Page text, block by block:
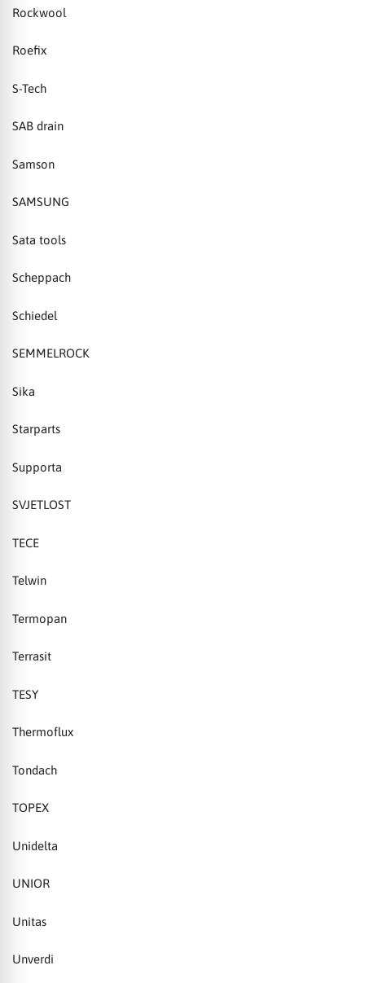
Rockwool
Roefix
S-Tech
SAB drain
Samson
SAMSUNG
Sata tools
Scheppach
Schiedel
SEMMELROCK
Sika
Starparts
Supporta
SVJETLOST
TECE
Telwin
Termopan
Terrasit
TESY
Thermoflux
Tondach
TOPEX
Unidelta
UNIOR
Unitas
Unverdi